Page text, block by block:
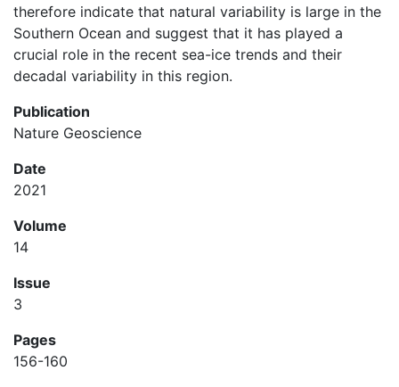
therefore indicate that natural variability is large in the
Southern Ocean and suggest that it has played a
crucial role in the recent sea-ice trends and their
decadal variability in this region.
Publication
Nature Geoscience
Date
2021
Volume
14
Issue
3
Pages
156-160